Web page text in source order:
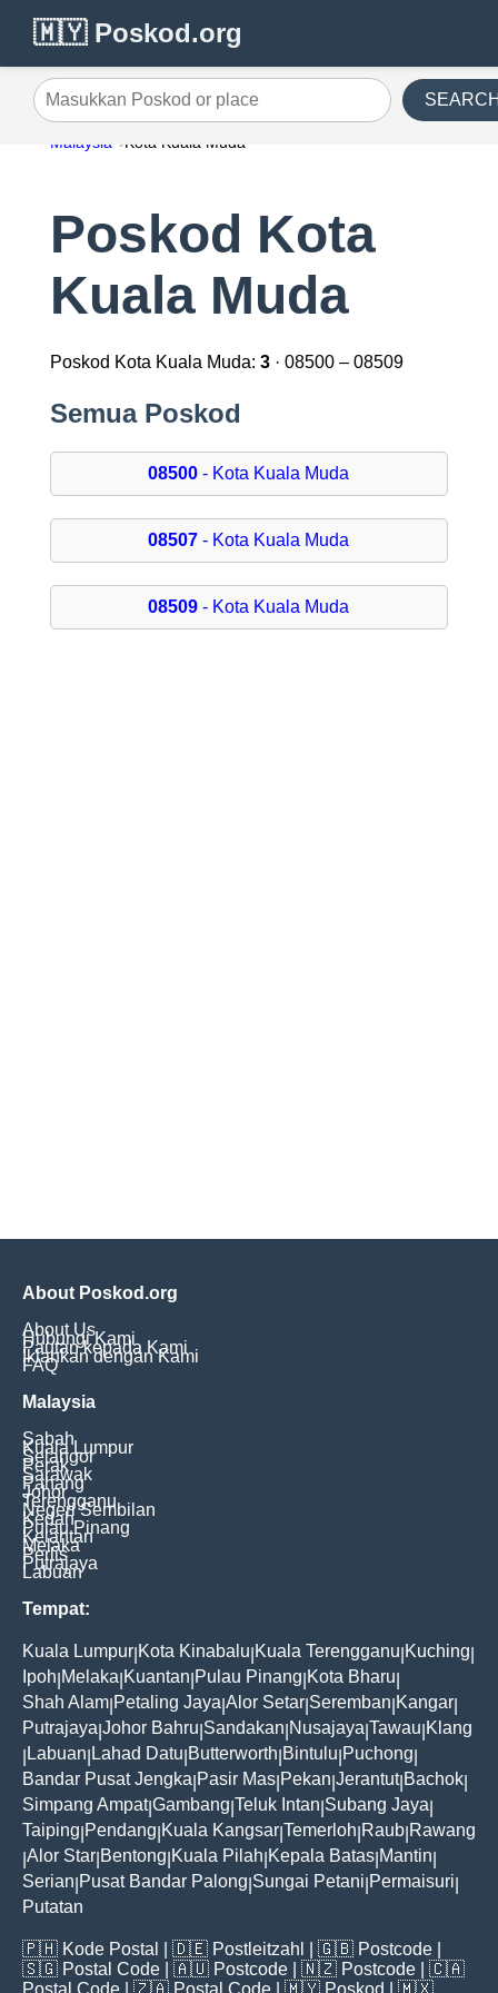
🇲🇾 Poskod.org
Masukkan Poskod or place
Malaysia Kota Kuala Muda
Poskod Kota
Kuala Muda
Poskod Kota Kuala Muda: 3· 08500 – 08509
Semua Poskod
08500 - Kota Kuala Muda
08507 - Kota Kuala Muda
08509 - Kota Kuala Muda
About Poskod.org
About Us
Hubungi Kami
Pautan kepada Kami
Iklankan dengan Kami
FAQ
Malaysia
Sabah
Kuala Lumpur
Selangor
Perak
Sarawak
Pahang
Johor
Terengganu
Negeri Sembilan
Kedah
Pulau Pinang
Kelantan
Melaka
Perlis
Putrajaya
Labuan
Tempat:
Kuala Lumpur Kota Kinabalu Kuala Terengganu Kuching
Ipoh Melaka Kuantan Pulau Pinang Kota Bharu
Shah Alam Petaling Jaya Alor Setar Seremban Kangar
Putrajaya Johor Bahru Sandakan Nusajaya Tawau Klang
Labuan Lahad Datu Butterworth Bintulu Puchong
Bandar Pusat Jengka Pasir Mas Pekan Jerantut| Bachok
Simpang Ampat|Gambang Teluk Intan Subang Jaya
Taiping Pendang Kuala Kangsar Temerloh Raub Rawang
Alor Star Bentong Kuala Pilah Kepala Batas Mantin
Serian Pusat Bandar Palong Sungai Petani Permaisuri
Putatan
🇵🇭 Kode Postal | 🇩🇪 Postleitzahl | 🇬🇧 Postcode
🇸🇬 Postal Code | 🇦🇺 Postcode | 🇳🇿 Postcode | 🇨🇦